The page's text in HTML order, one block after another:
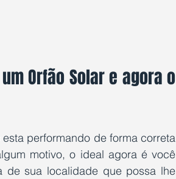
Orfão Solar e agora o
performando de forma correta
motivo, o ideal agora é você
de sua localidade que possa lhe